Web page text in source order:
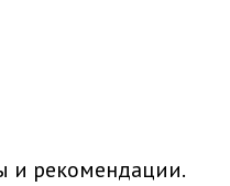
и рекомендации.